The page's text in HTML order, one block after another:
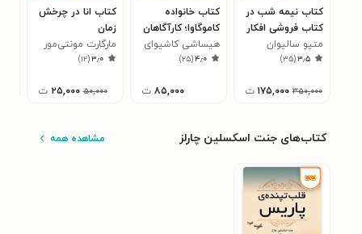
کتاب نیمه شب در
کتاب فروشی افکار
نورانی
متیو سالیوان
۳٫۵(۳۵)
۳۵۰,۰۰۰ ۱۷۵,۰۰۰ ت
کتاب خانواده
کاموگاوا؛ کارآگاهان
غذا
هیساشی کاشیوای
۴٫۰(۲۵)
۸۵,۰۰۰ ت
کتاب انا در چرخش
زمان
مارگارت مونتی‌مور
۳٫۰(۱۲)
۵۰,۰۰۰ ۲۵,۰۰۰ ت
کتاب‌های جنت اسکسلین چارلز مشاهده همه